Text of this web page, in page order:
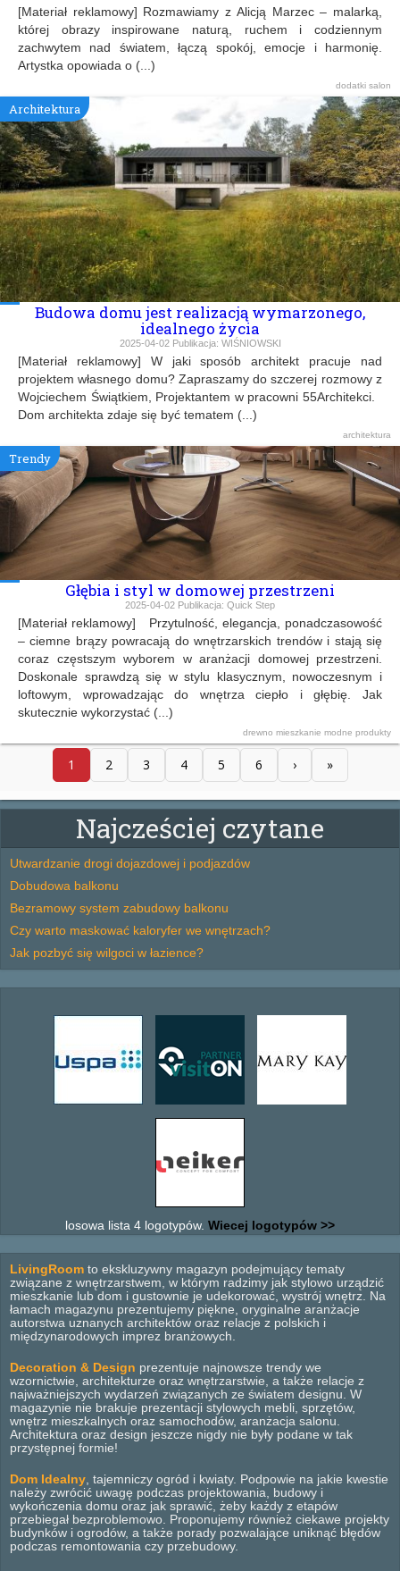
[Materiał reklamowy] Rozmawiamy z Alicją Marzec – malarką,
której obrazy inspirowane naturą, ruchem i codziennym
zachwytem nad światem, łączą spokój, emocje i harmonię.
Artystka opowiada o (...)
dodatki salon
Architektura
Budowa domu jest realizacją wymarzonego,
idealnego życia
2025-04-02Publikacja: WIŚNIOWSKI
[Materiał reklamowy] W jaki sposób architekt pracuje nad
projektem własnego domu? Zapraszamy do szczerej rozmowy z
Wojciechem Świątkiem, Projektantem w pracowni 55Architekci.
Dom architekta zdaje się być tematem (...)
architektura
Trendy
Głębia i styl w domowej przestrzeni
2025-04-02 Publikacja: Quick Step
[Materiał reklamowy] Przytulność, elegancja, ponadczasowość
– ciemne brązy powracają do wnętrzarskich trendów i stają się
coraz częstszym wyborem w aranżacji domowej przestrzeni.
Doskonale sprawdzą się w stylu klasycznym, nowoczesnym i
loftowym, wprowadzając do wnętrza ciepło i głębię. Jak
skutecznie wykorzystać (...)
drewno mieszkanie modne produkty
1 2 3 4 5 6 › »
Najcześciej czytane
Utwardzanie drogi dojazdowej i podjazdów
Dobudowa balkonu
Bezramowy system zabudowy balkonu
Czy warto maskować kaloryfer we wnętrzach?
Jak pozbyć się wilgoci w łazience?
losowa lista 4 logotypów. Wiecej logotypów >>
LivingRoom to ekskluzywny magazyn podejmujący tematy
związane z wnętrzarstwem, w którym radzimy jak stylowo urządzić
mieszkanie lub dom i gustownie je udekorować, wystrój wnętrz. Na
łamach magazynu prezentujemy piękne, oryginalne aranżacje
autorstwa uznanych architektów oraz relacje z polskich i
międzynarodowych imprez branżowych.
Decoration & Design prezentuje najnowsze trendy we
wzornictwie, architekturze oraz wnętrzarstwie, a także relacje z
najważniejszych wydarzeń związanych ze światem designu. W
magazynie nie brakuje prezentacji stylowych mebli, sprzętów,
wnętrz mieszkalnych oraz samochodów, aranżacja salonu.
Architektura oraz design jeszcze nigdy nie były podane w tak
przystępnej formie!
Dom Idealny , tajemniczy ogród i kwiaty. Podpowie na jakie kwestie
należy zwrócić uwagę podczas projektowania, budowy i
wykończenia domu oraz jak sprawić, żeby każdy z etapów
przebiegał bezproblemowo. Proponujemy również ciekawe projekty
budynków i ogrodów, a także porady pozwalające uniknąć błędów
podczas remontowania czy przebudowy.